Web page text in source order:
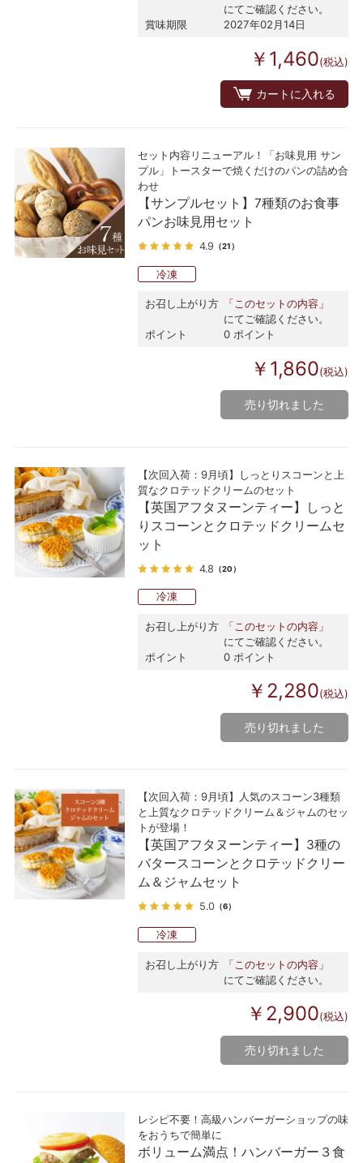
にてご確認ください。
賞味期限
2027年02月14日
￥1,460(税込)
カートに入れる
セット内容リニューアル！「お味見用 サン
プル」トースターで焼くだけのパンの詰め合
わせ
【サンプルセット】7種類のお食事
パンお味見用セット
4.9 （21）
冷凍
お召し上がり方
「このセットの内容」
にてご確認ください。
ポイント
0 ポイント
￥1,860(税込)
売り切れました
【次回入荷：9月頃】しっとりスコーンと上
質なクロテッドクリームのセット
【英国アフタヌーンティー】しっと
りスコーンとクロテッドクリームセ
ット
4.8 （20）
冷凍
お召し上がり方
「このセットの内容」
にてご確認ください。
ポイント
0 ポイント
￥2,280(税込)
売り切れました
【次回入荷：9月頃】人気のスコーン3種類
と上質なクロテッドクリーム＆ジャムのセッ
トが登場！
【英国アフタヌーンティー】3種の
バタースコーンとクロテッドクリー
ム＆ジャムセット
5.0 （6）
冷凍
お召し上がり方
「このセットの内容」
にてご確認ください。
￥2,900(税込)
売り切れました
レシピ不要！高級ハンバーガーショップの味
をおうちで簡単に
ボリューム満点！ハンバーガー３食